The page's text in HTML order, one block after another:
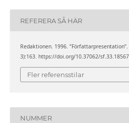
REFERERA SÅ HÄR
Redaktionen. 1996. ”Författarpresentation”.
3):163. https://doi.org/10.37062/
Fler referensstilar
NUMMER